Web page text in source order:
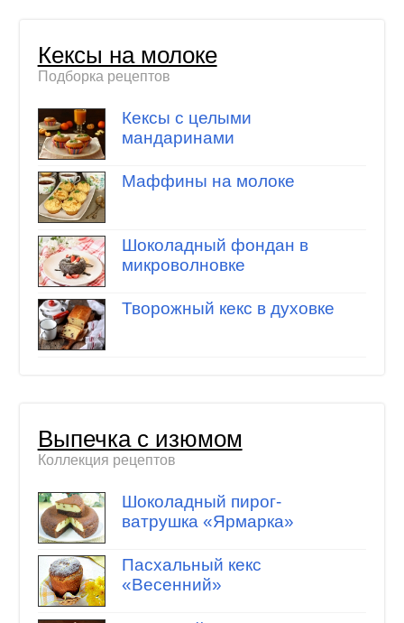
Кексы на молоке
Подборка рецептов
Кексы с целыми
мандаринами
Маффины на молоке
Шоколадный фондан в
микроволновке
Творожный кекс в духовке
Выпечка с изюмом
Коллекция рецептов
Шоколадный пирог-
ватрушка «Ярмарка»
Пасхальный кекс
«Весенний»